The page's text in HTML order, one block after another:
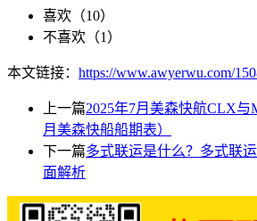
喜欢（10）
不喜欢（1 ）
本文链接： https://www.awyerwu.com/
上一篇2025年7月美森快航CLX
月美森快船船期表）
下一篇多式联运是什么？多式联
面解析